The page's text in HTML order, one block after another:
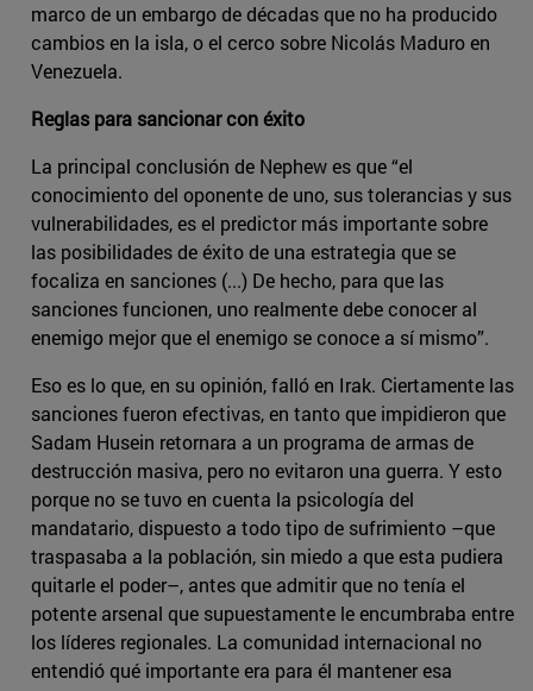
marco de un embargo de décadas que no ha producido
cambios en la isla, o el cerco sobre Nicolás Maduro en
Venezuela.
Reglas para sancionar con éxito
La principal conclusión de Nephew es que “el
conocimiento del oponente de uno, sus tolerancias y sus
vulnerabilidades, es el predictor más importante sobre
las posibilidades de éxito de una estrategia que se
focaliza en sanciones (...) De hecho, para que las
sanciones funcionen, uno realmente debe conocer al
enemigo mejor que el enemigo se conoce a sí mismo”.
Eso es lo que, en su opinión, falló en Irak. Ciertamente las
sanciones fueron efectivas, en tanto que impidieron que
Sadam Husein retornara a un programa de armas de
destrucción masiva, pero no evitaron una guerra. Y esto
porque no se tuvo en cuenta la psicología del
mandatario, dispuesto a todo tipo de sufrimiento –que
traspasaba a la población, sin miedo a que esta pudiera
quitarle el poder–, antes que admitir que no tenía el
potente arsenal que supuestamente le encumbraba entre
los líderes regionales. La comunidad internacional no
entendió qué importante era para él mantener esa